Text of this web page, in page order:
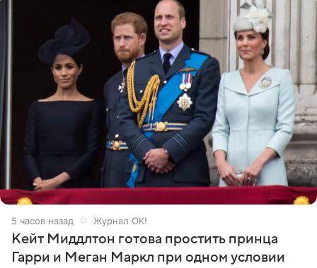
5 часов назад Журнал OK!
Кейт Миддлтон готова простить принца
Гарри и Меган Маркл при одном условии